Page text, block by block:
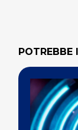
POTREBBE